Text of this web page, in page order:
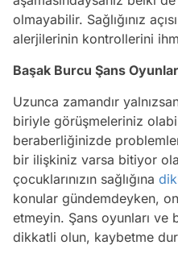
olmayabilir. Sağlığınız
alerjilerinin kontrollerini
Başak Burcu Şans
Uzunca zamandır
biriyle görüşmeleriniz
beraberliğinizde
bir ilişkiniz varsa bitiyor
çocuklarınızın sağlığına
konular gündemdeyken,
etmeyin. Şans oyunları ve
dikkatli olun, kaybetme